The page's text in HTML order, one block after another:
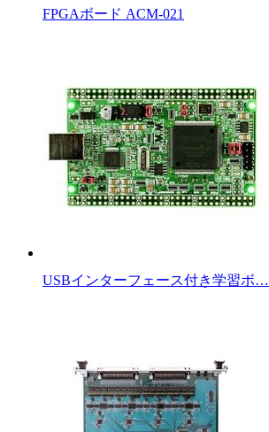
FPGAボード ACM-021
USBインターフェース付き学習ボ…